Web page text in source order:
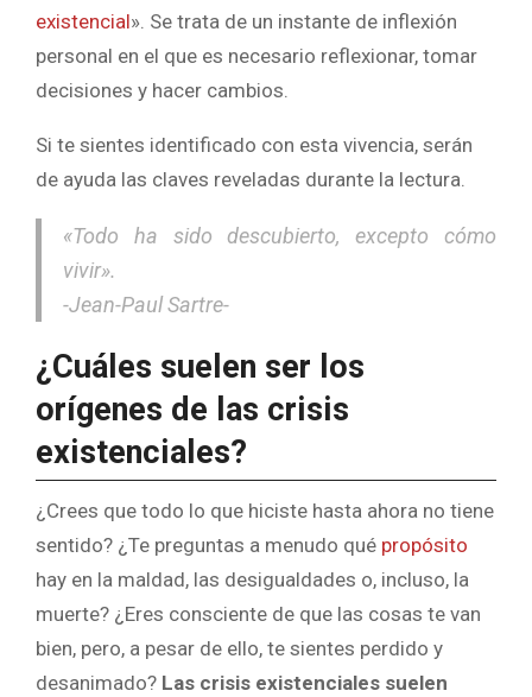
existencial». Se trata de un instante de inflexión
personal en el que es necesario reflexionar, tomar
decisiones y hacer cambios.
Si te sientes identificado con esta vivencia, serán
de ayuda las claves reveladas durante la lectura.
«Todo ha sido descubierto, excepto cómo
vivir».
-Jean-Paul Sartre-
¿Cuáles suelen ser los
orígenes de las crisis
existenciales?
¿Crees que todo lo que hiciste hasta ahora no tiene
sentido? ¿Te preguntas a menudo qué propósito
hay en la maldad, las desigualdades o, incluso, la
muerte? ¿Eres consciente de que las cosas te van
bien, pero, a pesar de ello, te sientes perdido y
desanimado? Las crisis existenciales suelen